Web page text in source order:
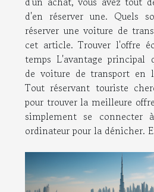
d'en réserver une. Quels
réserver une voiture de
cet article. Trouver l'offre
temps L'avantage principal
de voiture de transport
Tout réservant touriste
pour trouver la meilleure
simplement se connecter
ordinateur pour la dénicher.